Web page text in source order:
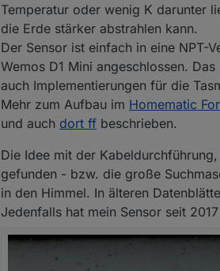
Temperatur oder wenig K darunter
die Erde stärker abstrahlen kann.
Der Sensor ist einfach in eine NPT-
Wemos D1 Mini angeschlossen.
auch Implementierungen für die
Mehr zum Aufbau im Homematic
und auch dort ff beschrieben.
Die Idee mit der
gefunden - bzw. die große
in den Himmel. In älteren
Jedenfalls hat mein Sensor seit